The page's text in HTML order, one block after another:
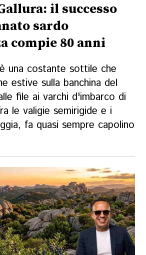
il successo
sardo
compie 80 anni
una costante sottile che
estive sulla banchina del
file ai varchi d'imbarco di
le valigie semirigide e i
fa quasi sempre capolino